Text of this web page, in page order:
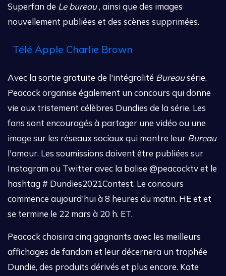
Superfan de Le bureau, ainsi que des images
nouvellement publiées et des scènes supprimées.
Télé Apple Charlie Brown
Avec la sortie gratuite de l'intégralité Bureausérie,
Peacock organise également un concours qui donne
vie aux tristement célèbres Dundies de la série. Les
fans sont encouragés à partager une vidéo ou une
image sur les réseaux sociaux qui montre leur Bureau
l'amour. Les soumissions doivent être publiées sur
Instagram ou Twitter avec la balise @peacocktv et le
hashtag # Dundies2021Contest. Le concours
commence aujourd'hui à 8 heures du matin. HE et et
se termine le 22 mars à 20 h. ET.
Peacock choisira cinq gagnants avec les meilleurs
affichages de fandom et leur décernera un trophée
Dundie, des produits dérivés et plus encore. Kate